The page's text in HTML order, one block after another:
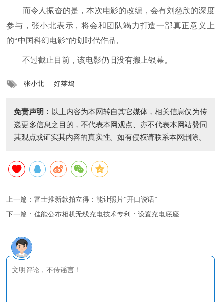
而令人振奋的是，本次电影的改编，会有刘慈欣的深度
参与，张小北表示，将会和团队竭力打造一部真正意义上
的“中国科幻电影”的划时代作品。
不过截止目前，该电影仍旧没有搬上银幕。
张小北 好莱坞
免责声明： 以上内容为本网转自其它媒体，相关信息仅为传
递更多信息之目的，不代表本网观点、亦不代表本网站赞同
其观点或证实其内容的真实性。如有侵权请联系本网删除。
上一篇：富士推新款拍立得：能让照片“开口说话”
下一篇：佳能公布相机无线充电技术专利：设置充电底座